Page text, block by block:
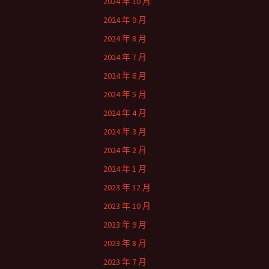
2024 年 9 月
2024 年 8 月
2024 年 7 月
2024 年 6 月
2024 年 5 月
2024 年 4 月
2024 年 3 月
2024 年 2 月
2024 年 1 月
2023 年 12 月
2023 年 10 月
2023 年 9 月
2023 年 8 月
2023 年 7 月